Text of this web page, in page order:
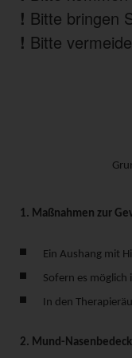
! Bitte bringen
! Bitte
1. Maßnahmen zur
Ein Aushang mit
Sofern es
In den
2. Mund-